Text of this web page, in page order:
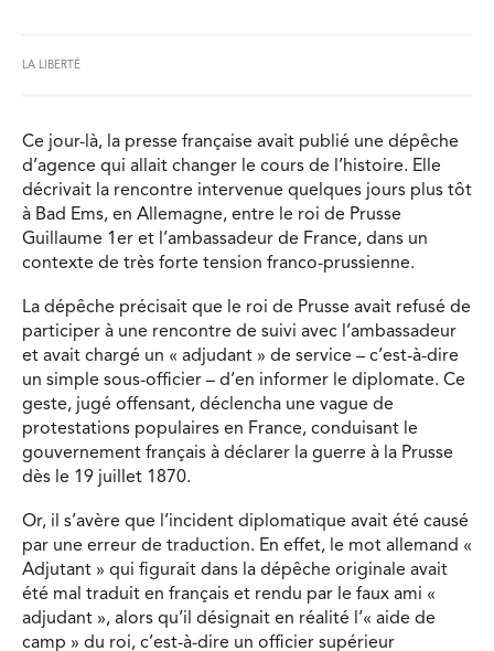
LA LIBERTÉ
Ce jour-là, la presse française avait publié une dépêche
d’agence qui allait changer le cours de l’histoire. Elle
décrivait la rencontre intervenue quelques jours plus tôt
à Bad Ems, en Allemagne, entre le roi de Prusse
Guillaume 1er et l’ambassadeur de France, dans un
contexte de très forte tension franco-prussienne.
La dépêche précisait que le roi de Prusse avait refusé de
participer à une rencontre de suivi avec l’ambassadeur
et avait chargé un « adjudant » de service – c’est-à-dire
un simple sous-officier – d’en informer le diplomate. Ce
geste, jugé offensant, déclencha une vague de
protestations populaires en France, conduisant le
gouvernement français à déclarer la guerre à la Prusse
dès le 19 juillet 1870.
Or, il s’avère que l’incident diplomatique avait été causé
par une erreur de traduction. En effet, le mot allemand «
Adjutant » qui figurait dans la dépêche originale avait
été mal traduit en français et rendu par le faux ami «
adjudant », alors qu’il désignait en réalité l’« aide de
camp » du roi, c’est-à-dire un officier supérieur